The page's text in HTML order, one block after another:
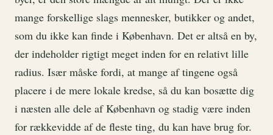
mange forskellige slags mennesker, butikker og andet,
som du ikke kan finde i København. Det er altså en by,
der indeholder rigtigt meget inden for en relativt lille
radius. Især måske fordi, at mange af tingene også
placere i de mere lokale kredse, så du kan bosætte dig
i næsten alle dele af København og stadig være inden
for rækkevidde af de fleste ting, du kan have brug for.